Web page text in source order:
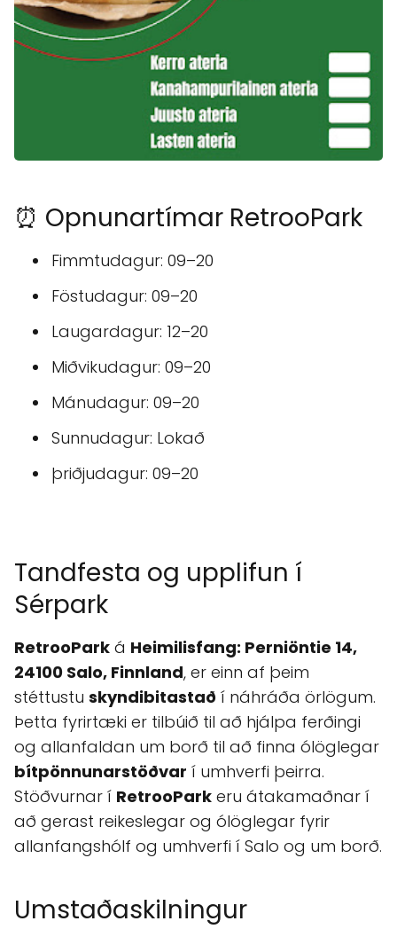
⏰ Opnunartímar RetrooPark
Fimmtudagur: 09–20
Föstudagur: 09–20
Laugardagur: 12–20
Miðvikudagur: 09–20
Mánudagur: 09–20
Sunnudagur: Lokað
þriðjudagur: 09–20
Tandfesta og upplifun í
Sérpark
RetrooPark á Heimilisfang: Perniöntie 14,
24100 Salo, Finnland, er einn af þeim
stéttustu skyndibitastað í náhráða örlögum.
Þetta fyrirtæki er tilbúið til að hjálpa ferðingi
og allanfaldan um borð til að finna ólöglegar
bítpönnunarstöðvar í umhverfi þeirra.
Stöðvurnar í RetrooPark eru átakamaðnar í
að gerast reikeslegar og ólöglegar fyrir
allanfangshólf og umhverfi í Salo og um borð.
Umstaðaskilningur